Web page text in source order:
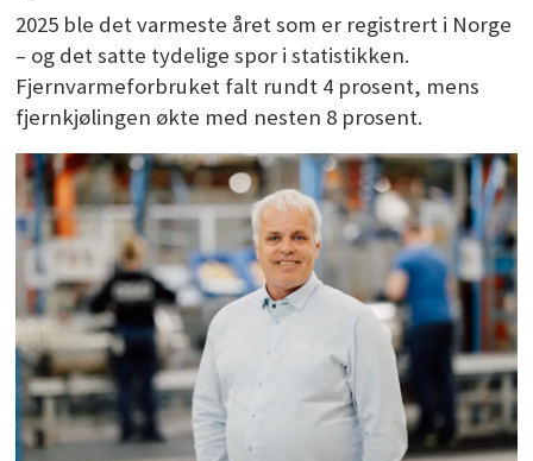
2025 ble det varmeste året som er registrert i Norge
– og det satte tydelige spor i statistikken.
Fjernvarmeforbruket falt rundt 4 prosent, mens
fjernkjølingen økte med nesten 8 prosent.